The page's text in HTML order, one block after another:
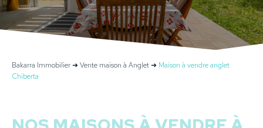
Bakarra Immobilier➜ Vente maison à Anglet➜ Maison à vendre anglet
Chiberta